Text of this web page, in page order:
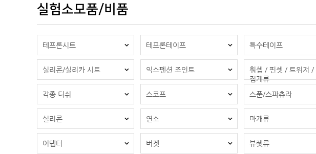
실험소모품/비품
테프론시트 테프론테이프 특수테이프
실리콘/실리카 시트 익스펜션 조인트
훠셉 / 핀셋 / 트위저 /
집게류
각종 디쉬 스코프 스푼/스파츄라
실리콘 연소 마개류
어댑터 버켓 뷰렛류